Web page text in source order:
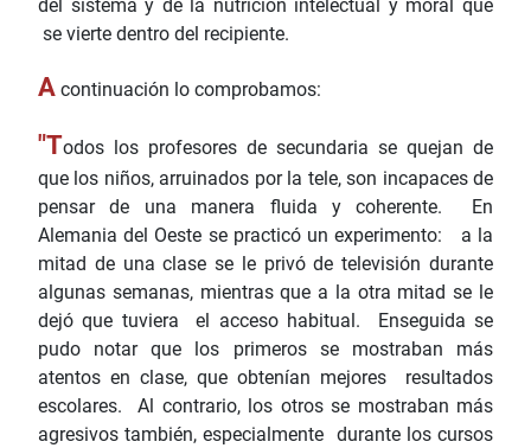
del sistema y de la nutrición intelectual y moral que
se vierte dentro del recipiente.
A continuación lo comprobamos:
"Todos los profesores de secundaria se quejan de
que los niños, arruinados por la tele, son incapaces de
pensar de una manera fluida y coherente. En
Alemania del Oeste se practicó un experimento: a la
mitad de una clase se le privó de televisión durante
algunas semanas, mientras que a la otra mitad se le
dejó que tuviera el acceso habitual. Enseguida se
pudo notar que los primeros se mostraban más
atentos en clase, que obtenían mejores resultados
escolares. Al contrario, los otros se mostraban más
agresivos también, especialmente durante los cursos